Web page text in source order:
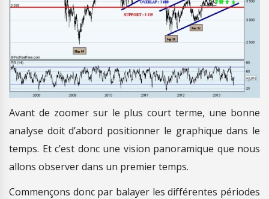
Avant de zoomer sur le plus court terme, une bonne
analyse doit d’abord positionner le graphique dans le
temps. Et c’est donc une vision panoramique que nous
allons observer dans un premier temps.
Commençons donc par balayer les différentes périodes